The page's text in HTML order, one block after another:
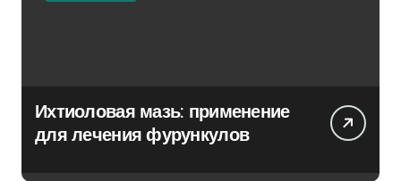
Ихтиоловая мазь: применение
для лечения фурункулов